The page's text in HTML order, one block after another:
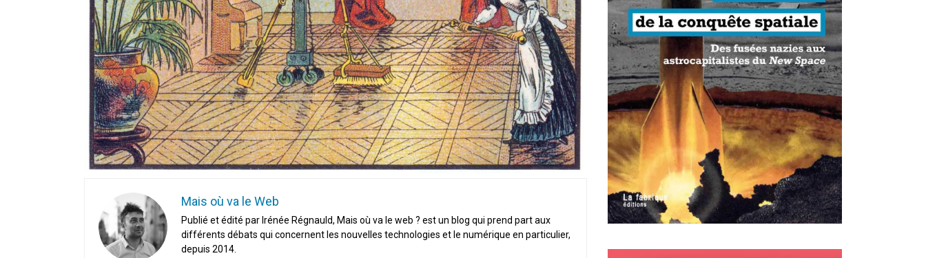
Mais où va le Web
Publié et édité par Irénée Régnauld, Mais où va le web ? est un blog qui prend part aux
différents débats qui concernent les nouvelles technologies et le numérique en particulier,
depuis 2014.